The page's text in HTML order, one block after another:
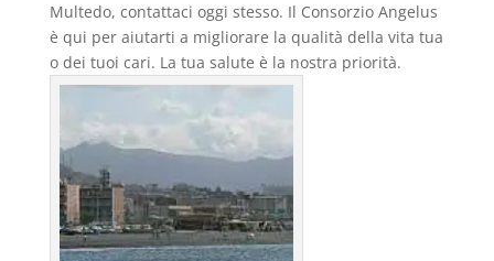
Multedo, contattaci oggi stesso. Il Consorzio Angelus
è qui per aiutarti a migliorare la qualità della vita tua
o dei tuoi cari. La tua salute è la nostra priorità.